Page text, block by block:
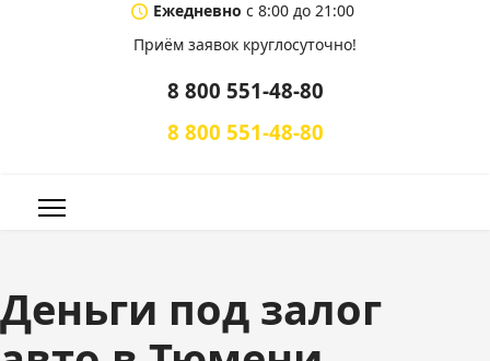
Ежедневно с 8:00 до 21:00
Приём заявок круглосуточно!
8 800 551-48-80
8 800 551-48-80
Деньги под залог